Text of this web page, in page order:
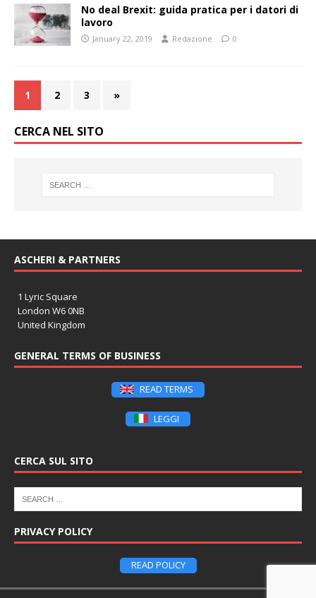
No deal Brexit: guida pratica per i datori di
lavoro
January 22, 2019 Redazione 0
1 2 3 »
CERCA NEL SITO
ASCHERI & PARTNERS
1 Lyric Square
London W6 0NB
United Kingdom
GENERAL TERMS OF BUSINESS
READ TERMS
LEGGI
CERCA SUL SITO
PRIVACY POLICY
READ POLICY